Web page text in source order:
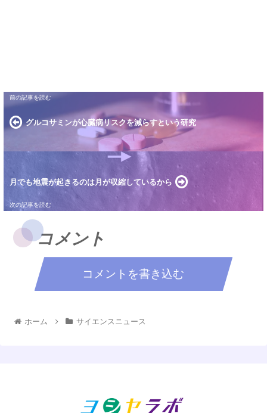
グルコサミンが心臓病リスクを減らすという研究
月でも地震が起きるのは月が収縮しているから
コメント
コメントを書き込む
ホーム サイエンスニュース